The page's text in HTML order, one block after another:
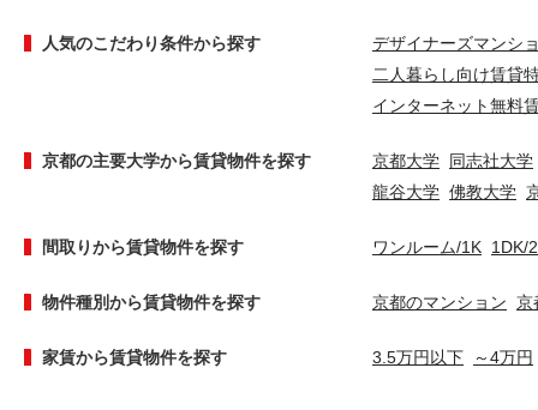
人気のこだわり条件から探す
デザイナーズマンシ
二人暮らし向け賃貸
インターネット無料
京都の主要大学から賃貸物件を探す 京都大学 同志社大学
龍谷大学 佛教大学
間取りから賃貸物件を探す ワンルーム/1K 1DK/
物件種別から賃貸物件を探す 京都のマンション 京
家賃から賃貸物件を探す 3.5万円以下 ～4万円